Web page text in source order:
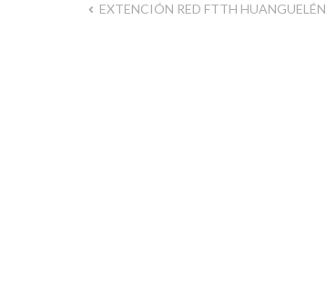
EXTENCIÓN RED FTTH HUANGUELÉN